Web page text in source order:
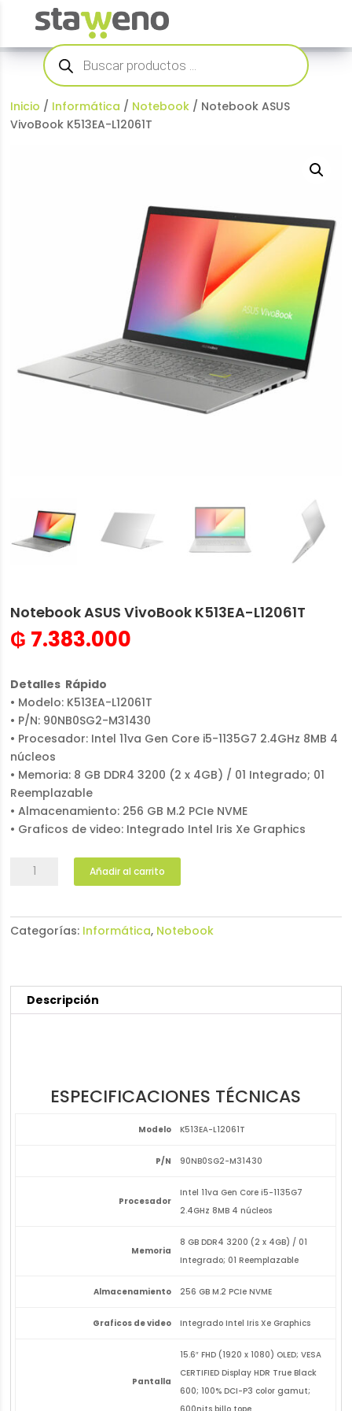
Búsqueda
de
productos
Inicio / Informática / Notebook / Notebook ASUS
VivoBook K513EA-L12061T
Notebook ASUS VivoBook K513EA-L12061T
₲ 7.383.000
Detalles Rápido
• Modelo: K513EA-L12061T
• P/N: 90NB0SG2-M31430
• Procesador: Intel 11va Gen Core i5-1135G7 2.4GHz 8MB 4
núcleos
• Memoria: 8 GB DDR4 3200 (2 x 4GB) / 01 Integrado; 01
Reemplazable
• Almacenamiento: 256 GB M.2 PCIe NVME
• Graficos de video: Integrado Intel Iris Xe Graphics
Notebook
K513EA-
L12061T
Añadir al carrito
Categorías: Informática, Notebook
Descripción
ESPECIFICACIONES TÉCNICAS
Modelo K513EA-L12061T
P/N 90NB0SG2-M31430
Procesador
Intel 11va Gen Core i5-1135G7
2.4GHz 8MB 4 núcleos
Memoria
8 GB DDR4 3200 (2 x 4GB) / 01
Integrado; 01 Reemplazable
Almacenamiento 256 GB M.2 PCIe NVME
Graficos de video Integrado Intel Iris Xe Graphics
Pantalla
15.6″ FHD (1920 x 1080) OLED; VESA
CERTIFIED Display HDR True Black
600; 100% DCI-P3 color gamut;